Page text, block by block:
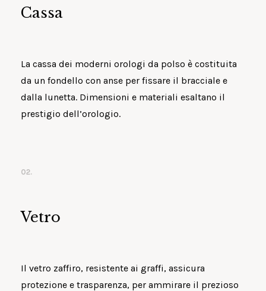
Cassa
La cassa dei moderni orologi da polso è costituita
da un fondello con anse per fissare il bracciale e
dalla lunetta. Dimensioni e materiali esaltano il
prestigio dell’orologio.
02.
Vetro
Il vetro zaffiro, resistente ai graffi, assicura
protezione e trasparenza, per ammirare il prezioso